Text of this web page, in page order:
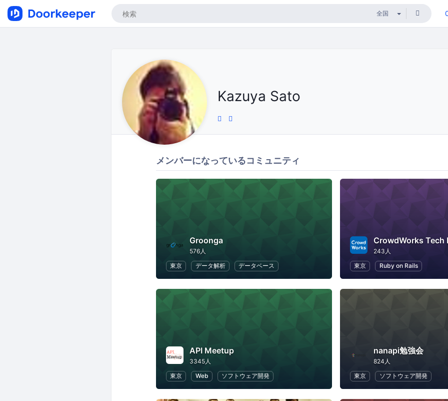
Kazuya Sato
メンバーになっているコミュニティ
Groonga
576人
東京
データ解析 データベース
CrowdWorks Tech
243人
東京
Ruby on Rails
API Meetup
3345人
東京
Web ソフトウェア開発
nanapi勉強会
824人
東京
ソフトウェア開発